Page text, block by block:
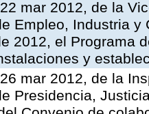
mar 2012, de la
Empleo, Industria
2012, el Programa
y
mar 2012, de la
Presidencia,